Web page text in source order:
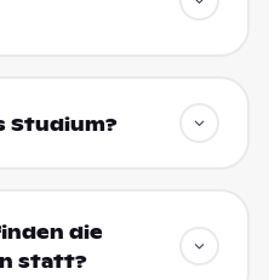
Studium?
die
statt?